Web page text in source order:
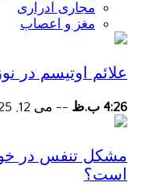
مجاری ادراری
مغز و اعصاب
علائم اوتیسم در
4:26 ب.ظ -- می 12, 2025
مشکل تنفس در
است؟